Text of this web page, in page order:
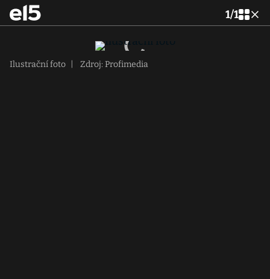
1/1
Ilustrační foto Zdroj: Profimedia